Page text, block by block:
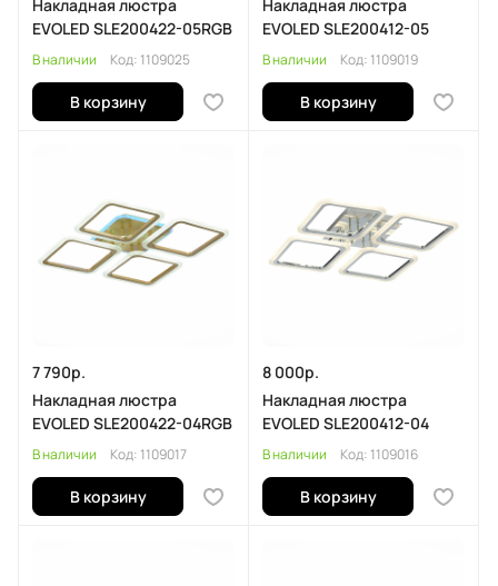
Накладная люстра
EVOLED SLE200422-05RGB
В наличии Код: 1109025
В корзину
Накладная люстра
EVOLED SLE200412-05
В наличии Код: 1109019
В корзину
7 790р.
Накладная люстра
EVOLED SLE200422-04RGB
В наличии Код: 1109017
В корзину
8 000р.
Накладная люстра
EVOLED SLE200412-04
В наличии Код: 1109016
В корзину